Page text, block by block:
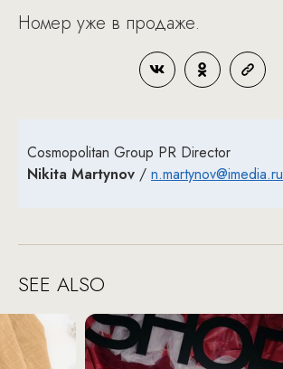
Номер уже в продаже.
Cosmopolitan Group PR Director
Nikita Martynov / n.martynov@imedia.ru
SEE ALSO